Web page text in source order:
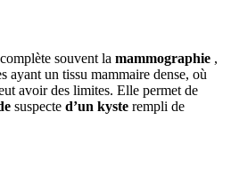
complète souvent la mammographie ,
ayant un tissu mammaire dense, où
avoir des limites. Elle permet de
suspecte d’un kyste rempli de